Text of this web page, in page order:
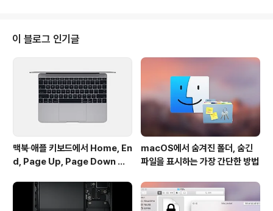
위치를 자주 잃어버리는 분들에게는 유용한 앱이지만, 한
가지 단점이라면 마우스를 꽤나 격렬하게 흔들어야 커서가
확대된다는 점입니다. 트랙패드 사용자라면 지문이 다 닳
아 없어질지도 모릅니다. 후속 업데이트에선 감도를 조절
하거나 단축키를 설정할 수 있는 기능이 추가되어야 할 듯
합니다. ..
이 블로그 인기글
맥북∙애플 키보드에서 Home, En
d, Page Up, Page Down 키
macOS에서 숨겨진 폴더, 숨긴
파일을 표시하는 가장 간단한 방법